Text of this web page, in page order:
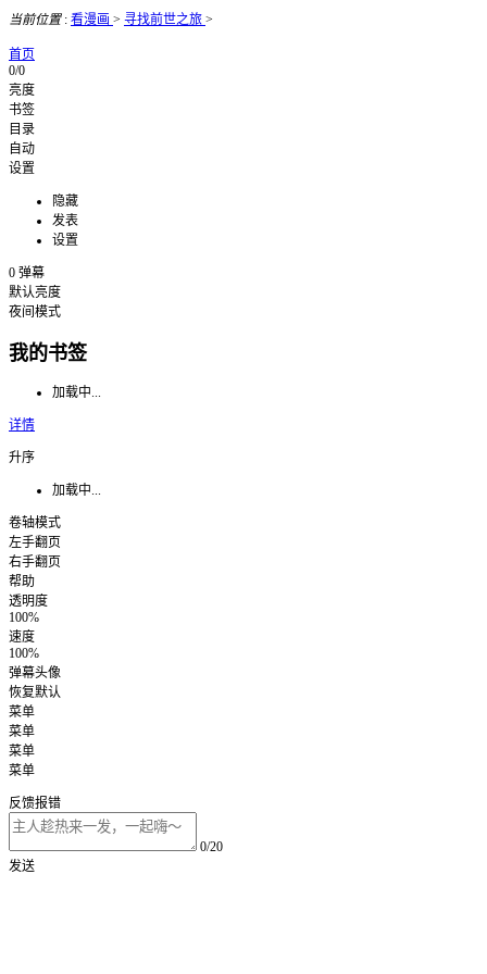
当前位置: 看漫画 > 寻找前世之旅 >
首页
0/0
亮度
书签
目录
自动
设置
隐藏
发表
设置
0 弹幕
默认亮度
夜间模式
我的书签
加载中...
详情
升序
加载中...
卷轴模式
左手翻页
右手翻页
帮助
透明度
100%
速度
100%
弹幕头像
恢复默认
菜单
菜单
菜单
菜单
反馈报错
0/20
发送